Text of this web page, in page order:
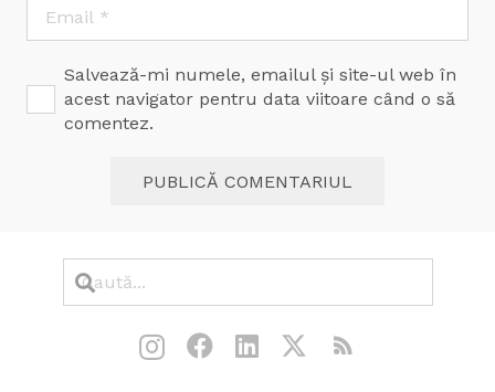
Salvează-mi numele, emailul și site-ul web în
acest navigator pentru data viitoare când o să
comentez.
PUBLICĂ COMENTARIUL